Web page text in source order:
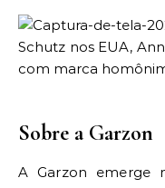
Sobre a Garzon
A Garzon emerge